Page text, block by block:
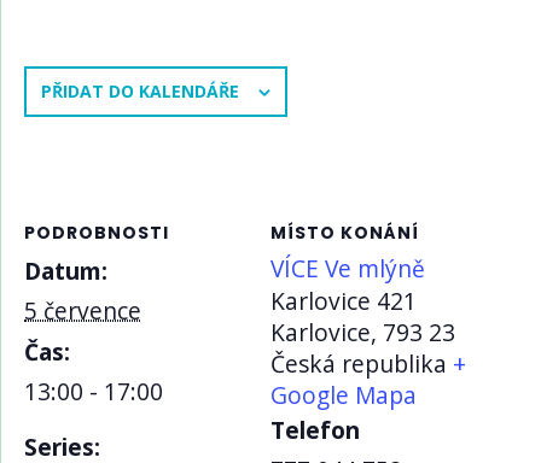
PŘIDAT DO KALENDÁŘE
PODROBNOSTI
Datum:
5 července
Čas:
13:00 - 17:00
Series:
MÍSTO KONÁNÍ
VÍCE Ve mlýně
Karlovice 421
Karlovice, 793 23
Česká republika +
Google Mapa
Telefon